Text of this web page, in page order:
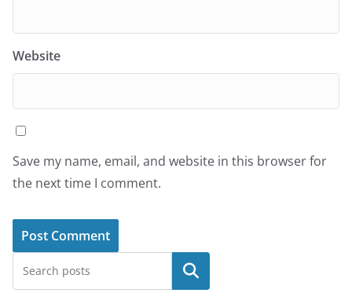
Website
Save my name, email, and website in this browser for
the next time I comment.
Search